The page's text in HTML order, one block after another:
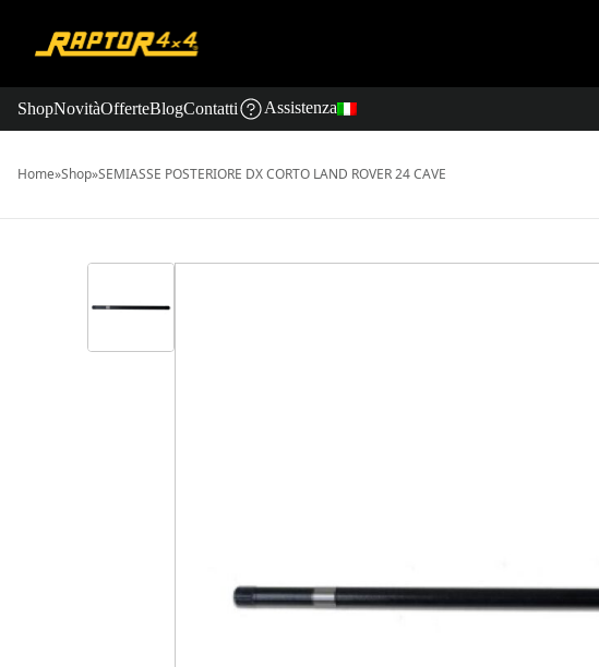
ShopNovitàOfferteBlogContatti Assistenza
Home»Shop»SEMIASSE POSTERIORE DX CORTO LAND ROVER 24 CAVE